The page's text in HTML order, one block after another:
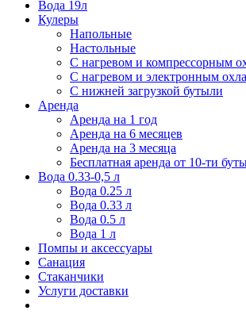
Вода 19л
Кулеры
Напольные
Настольные
С нагревом и компрессорным
С нагревом и электронным
С нижней загрузкой бутыли
Аренда
Аренда на 1 год
Аренда на 6 месяцев
Аренда на 3 месяца
Бесплатная аренда от 10-ти
Вода 0.33-0,5 л
Вода 0.25 л
Вода 0.33 л
Вода 0.5 л
Вода 1 л
Помпы и аксессуары
Санация
Стаканчики
Услуги доставки